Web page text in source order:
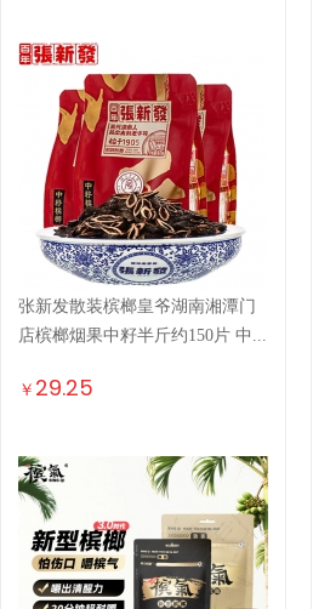
张新发散装槟榔皇爷湖南湘潭门
店槟榔烟果中籽半斤约150片 中...
￥ 29.25